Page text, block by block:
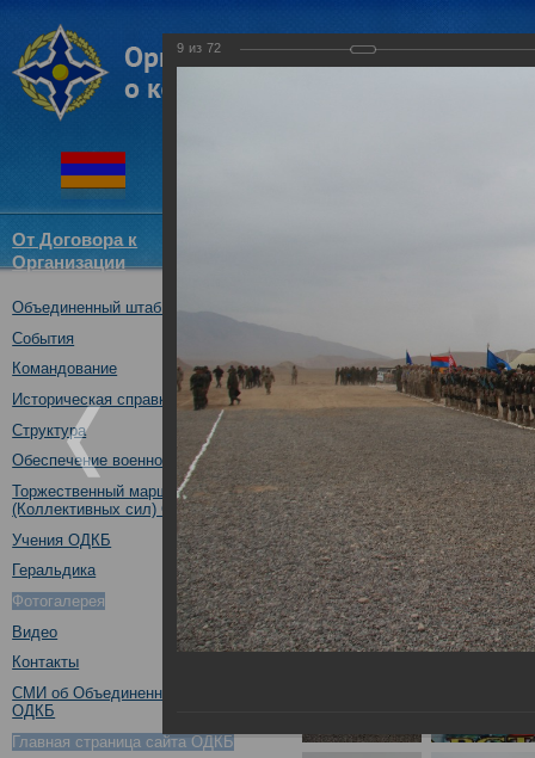
От Договора к
Организации
Объединенный штаб ОДКБ
События
Командование
Историческая справка
Структура
Обеспечение военной безопасности
Торжественный марш Войск
(Коллективных сил) ОДКБ
Учения ОДКБ
Геральдика
Фотогалерея
Видео
Контакты
СМИ об Объединенном штабе
ОДКБ
Главная страница сайта ОДКБ
9 из 72